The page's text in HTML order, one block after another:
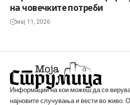
на човечките потреби
мај 11, 2026
Информации на кои можеш да се
најновите случувања и вести во живо.